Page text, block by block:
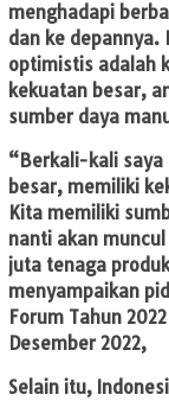
menghadapi
dan ke
optimistis adalah
kekuatan besar,
sumber daya
“Berkali-kali
besar, memiliki
Kita memiliki
nanti akan
juta tenaga
menyampaikan
Forum Tahun
Desember 2022,
Selain itu,